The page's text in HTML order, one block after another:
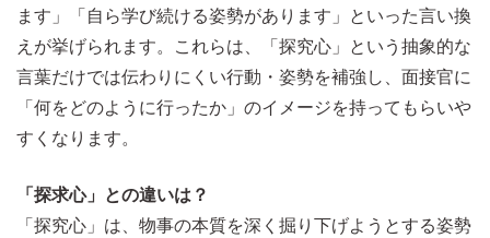
ます」「自ら学び続ける姿勢があります」といった言い換
えが挙げられます。これらは、「探究心」という抽象的な
言葉だけでは伝わりにくい行動・姿勢を補強し、面接官に
「何をどのように行ったか」のイメージを持ってもらいや
すくなります。
「探求心」との違いは？
「探究心」は、物事の本質を深く掘り下げようとする姿勢